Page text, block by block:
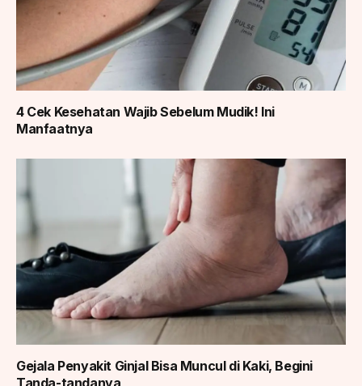
4 Cek Kesehatan Wajib Sebelum Mudik! Ini
Manfaatnya
Gejala Penyakit Ginjal Bisa Muncul di Kaki, Begini
Tanda-tandanya